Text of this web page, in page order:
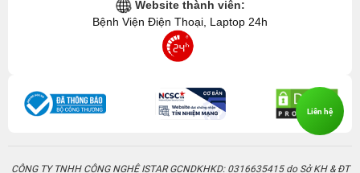
Website thành viên:
Bệnh Viện Điện Thoại, Laptop 24h
CÔNG TY TNHH CÔNG NGHỆ ISTAR GCNDKHKD: 0316635415 do Sở KH & ĐT
Liên hệ